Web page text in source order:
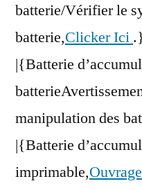
batterie/Vérifier le
batterie,Clicker Ici
|{Batterie
manipulation des
|{Batterie
imprimable,Ouvrage